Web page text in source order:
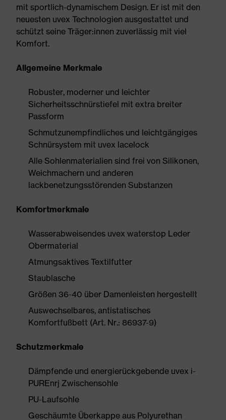
mit sportlich-dynamischem Design. Er ist mit den
neuesten uvex Technologien ausgestattet und
schützt seine Träger:innen zuverlässig mit viel
Komfort.
Allgemeine Merkmale
Robuster, moderner und leichter
Sicherheitsschnürstiefel mit extra breiter
Passform
Schmutzunempfindliches und leichtgängiges
Schnürsystem mit uvex lacelock
Alle Sohlenmaterialien sind frei von Silikonen,
Weichmachern und anderen
lackbenetzungsstörenden Substanzen
Komfortmerkmale
Wasserabweisendes uvex waterstop Leder
Obermaterial
Atmungsaktives Textilfutter
Staublasche
Größen 36-40 über Damenleisten hergestellt
Auswechselbares, antistatisches
Komfortfußbett (Art. Nr.: 86937-9)
Schutzmerkmale
Dämpfende und energierückgebende uvex i-
PUREnrj Zwischensohle
PU-Laufsohle
Geschäumte Überkappe aus Polyurethan